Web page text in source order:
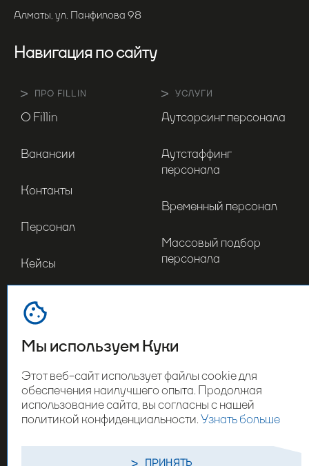
Мы используем Куки
Этот веб-сайт использует файлы cookie для
обеспечения наилучшего опыта. Продолжая
использование сайта, вы согласны с нашей
политикой конфиденциальности.Узнать больше
ПРИНЯТЬ
Алматы, ул. Панфилова 98
Навигация по сайту
ПРО FILLIN
О Fillin
Вакансии
Контакты
Персонал
Кейсы
Отрасли
УСЛУГИ
Аутсорсинг персонала
Аутстаффинг
персонала
Временный персонал
Массовый подбор
персонала
Оставьте свои контакты
СВЯЗАТЬСЯ С НАМИ
ПОЛИТИКА КОНФИДЕНЦИАЛЬНОСТИ